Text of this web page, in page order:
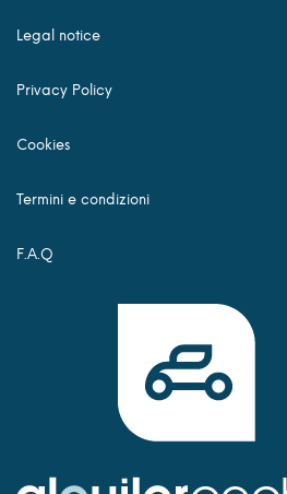
Legal notice
Privacy Policy
Cookies
Termini e condizioni
F.A.Q